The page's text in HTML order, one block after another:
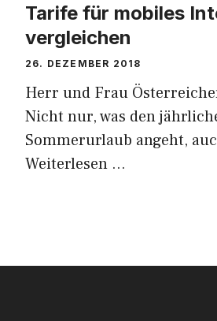
Tarife für mobiles
vergleichen
26. DEZEMBER 2018
Herr und Frau
Nicht nur, was den
Sommerurlaub angeht,
Weiterlesen …